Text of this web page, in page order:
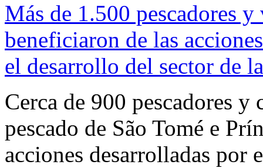
Más de 1.500 pescadores y
beneficiaron de las
el desarrollo del sector de
Cerca de 900 pescadores y
pescado de São Tomé e
acciones desarrolladas